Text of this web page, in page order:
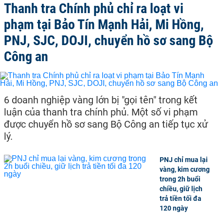
Thanh tra Chính phủ chỉ ra loạt vi
phạm tại Bảo Tín Mạnh Hải, Mi Hồng,
PNJ, SJC, DOJI, chuyển hồ sơ sang Bộ
Công an
6 doanh nghiệp vàng lớn bị "gọi tên" trong kết
luận của thanh tra chính phủ. Một số vi phạm
được chuyển hồ sơ sang Bộ Công an tiếp tục xử
lý.
PNJ chỉ mua lại
vàng, kim cương
trong 2h buổi
chiều, giữ lịch
trả tiền tối đa
120 ngày